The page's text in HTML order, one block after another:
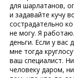
для шарлатанов,
и задавайте кучу
сострадательно
не могу. Я
деньги. Если у
мне тогда
ваш специалист.
человеку даром,